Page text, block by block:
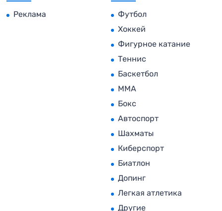
Реклама
Футбол
Хоккей
Фигурное катание
Теннис
Баскетбол
MMA
Бокс
Автоспорт
Шахматы
Киберспорт
Биатлон
Допинг
Легкая атлетика
Другие